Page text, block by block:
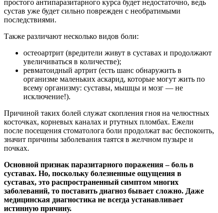
простого антипаразитарного курса будет недостаточно, ведь
сустав уже будет сильно поврежден с необратимыми
последствиями.
Также различают несколько видов боли:
остеоартрит (вредители живут в суставах и продолжают
увеличиваться в количестве);
ревматоидный артрит (есть шанс обнаружить в
организме маленьких аскарид, которые могут жить по
всему организму: суставы, мышцы и мозг — не
исключение!).
Причиной таких болей служат скопления гноя на челюстных
косточках, корневых каналах и ртутных пломбах. Ежели
после посещения стоматолога боли продолжат вас беспокоить,
значит причины заболевания таятся в желчном пузыре и
почках.
Основной признак паразитарного поражения – боль в
суставах. Но, поскольку болезненные ощущения в
суставах, это распространенный симптом многих
заболеваний, то поставить диагноз бывает сложно. Даже
медицинская диагностика не всегда устанавливает
истинную причину.